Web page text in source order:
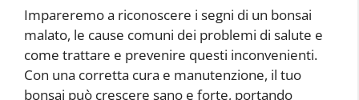
Impareremo a riconoscere i segni di un bonsai
malato, le cause comuni dei problemi di salute e
come trattare e prevenire questi inconvenienti.
Con una corretta cura e manutenzione, il tuo
bonsai può crescere sano e forte, portando